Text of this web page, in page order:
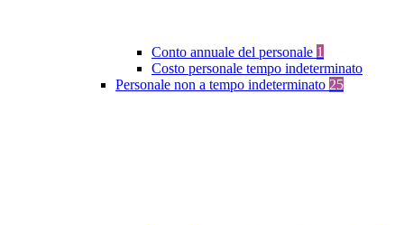
Conto annuale del personale 1
Costo personale tempo indeterminato
Personale non a tempo indeterminato 25